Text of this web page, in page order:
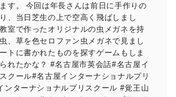
す。 今回は年長さんは前日に手作りの
、当日芝生の上で空高く飛ばしまし
室で作ったオリジナルの虫メガネを持
、草を色セロファン虫メガネで見まし
トに書かれたものを探すゲームもしま
れたかな？ #名古屋市英会話#名古屋イ
クール#名古屋インターナショナルプリ
ンターナショナルプリスクール #覚王山